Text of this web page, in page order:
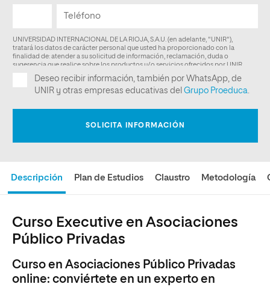
Descripción Plan de Estudios Claustro Metodología
Curso Executive en Asociaciones
Público Privadas
Curso en Asociaciones Público Privadas
online: conviértete en un experto en